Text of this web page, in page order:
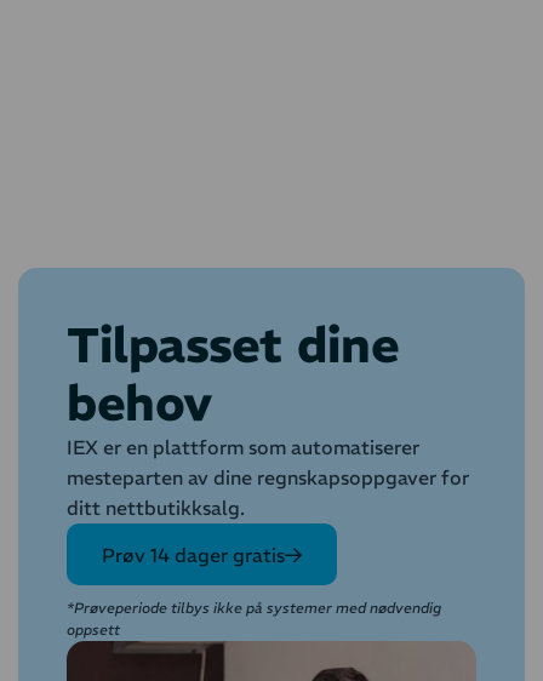
Tilpasset dine
behov
IEX er en plattform som automatiserer
mesteparten av dine regnskapsoppgaver for
ditt nettbutikksalg.
Prøv 14 dager gratis
*Prøveperiode tilbys ikke på systemer med nødvendig
oppsett